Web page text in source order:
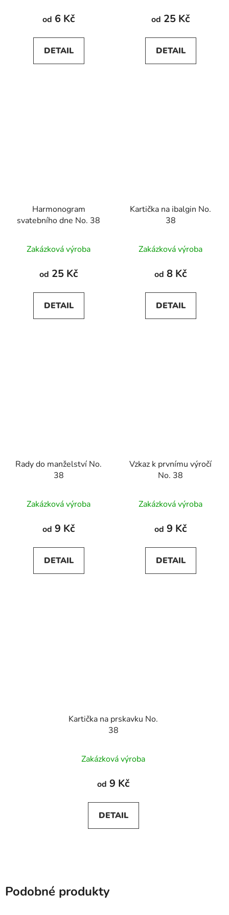
od 6 Kč
DETAIL
od 25 Kč
DETAIL
Harmonogram
svatebního dne No. 38
Zakázková výroba
od 25 Kč
DETAIL
Kartička na ibalgin No.
38
Zakázková výroba
od 8 Kč
DETAIL
Rady do manželství No.
38
Zakázková výroba
od 9 Kč
DETAIL
Vzkaz k prvnímu výročí
No. 38
Zakázková výroba
od 9 Kč
DETAIL
Kartička na prskavku No.
38
Zakázková výroba
od 9 Kč
DETAIL
Podobné produkty